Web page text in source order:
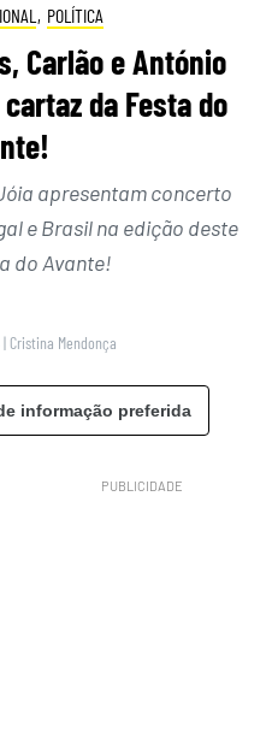
, POLÍTICA
Carlão e António
da Festa do
apresentam concerto
e Brasil na edição deste
do Avante!
| Cristina Mendonça
informação preferida